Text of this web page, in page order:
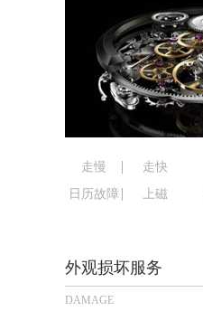
走慢 走快
日历故障
上磁
外观损坏服务
DAMAGE